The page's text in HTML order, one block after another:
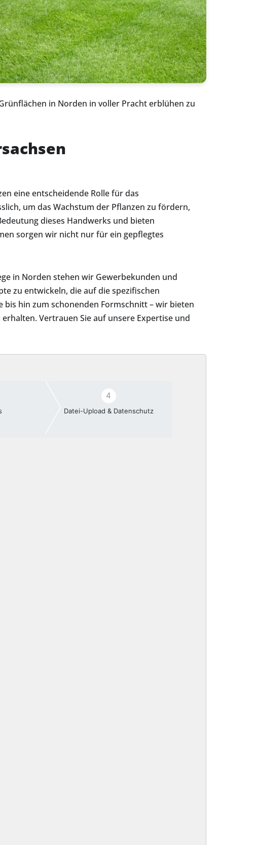
in Norden in voller Pracht erblühen zu
eine entscheidende Rolle für das
um das Wachstum der Pflanzen zu fördern,
dieses Handwerks und bieten
sorgen wir nicht nur für ein gepflegtes
in Norden stehen wir Gewerbekunden und
zu entwickeln, die auf die spezifischen
hin zum schonenden Formschnitt – wir bieten
Vertrauen Sie auf unsere Expertise und
4
Datei-Upload & Datenschutz